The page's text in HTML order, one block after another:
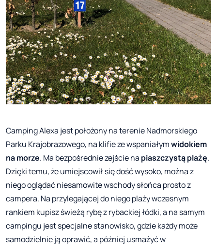
Camping Alexa jest położony na terenie Nadmorskiego
Parku Krajobrazowego, na klifie ze wspaniałymwidokiem
na morze. Ma bezpośrednie zejście na piaszczystą plażę.
Dzięki temu, że umiejscowił się dość wysoko, można z
niego oglądać niesamowite wschody słońca prosto z
campera. Na przylegającej do niego plaży wczesnym
rankiem kupisz świeżą rybę z rybackiej łódki, a na samym
campingu jest specjalne stanowisko, gdzie każdy może
samodzielnie ją oprawić, a później usmażyć w